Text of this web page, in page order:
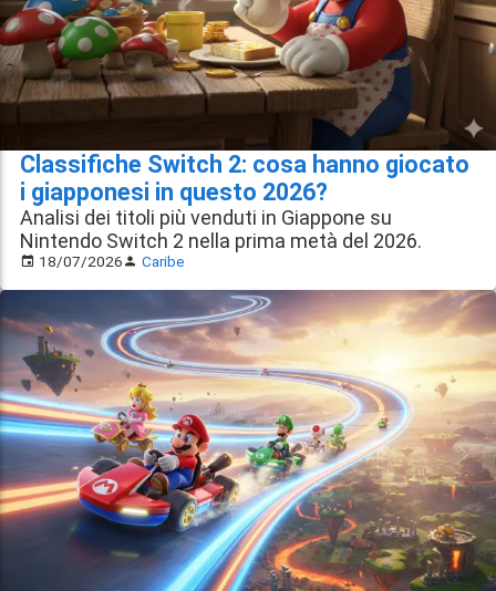
Classifiche Switch 2: cosa hanno giocato
i giapponesi in questo 2026?
Analisi dei titoli più venduti in Giappone su
Nintendo Switch 2 nella prima metà del 2026.
18/07/2026 Caribe